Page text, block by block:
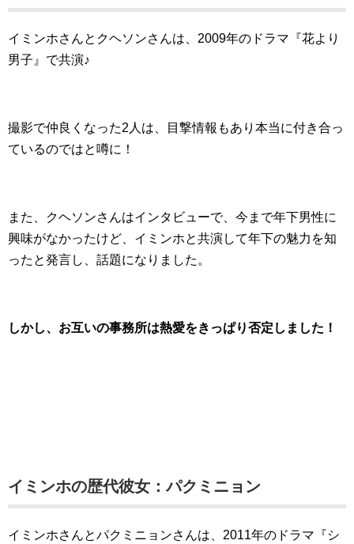
イミンホさんとクヘソンさんは、2009年のドラマ『花より
男子』で共演♪
撮影で仲良くなった2人は、目撃情報もあり本当に付き合っ
ているのではと噂に！
また、クヘソンさんはインタビューで、今まで年下男性に
興味がなかったけど、イミンホと共演して年下の魅力を知
ったと発言し、話題になりました。
しかし、お互いの事務所は熱愛をきっぱり否定しました！
イミンホの歴代彼女：パクミニョン
イミンホさんとパクミニョンさんは、2011年のドラマ『シ